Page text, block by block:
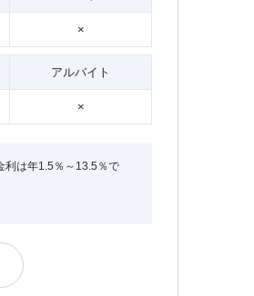
×
アルバイト
×
利は年1.5％～13.5％で